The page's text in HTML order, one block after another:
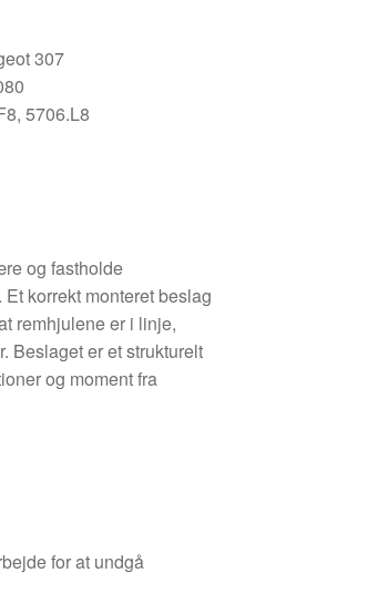
307
5706.L8
og fastholde
korrekt monteret beslag
remhjulene er i linje,
Beslaget er et strukturelt
og moment fra
for at undgå